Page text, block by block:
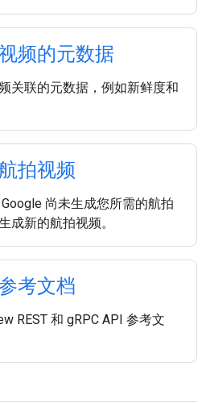
频的元数据
关联的元数据，例如新鲜度和
拍视频
尚未生成您所需的航拍
成新的航拍视频。
考文档
REST 和 gRPC API 参考文